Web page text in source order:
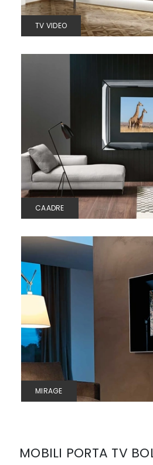
TV VIDEO
CAADRE
MIRAGE
MOBILI PORTA TV